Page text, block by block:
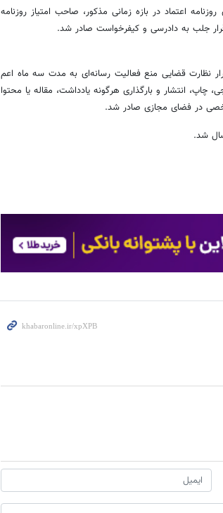
اعتماد در بازه زمانی مذکور، صاحب امتیاز روزنامه
جلب به دادرسی و کیفرخواست صادر شد.
نظارت قضایی منع فعالیت رسانه‌ای به مدت سه ماه اعم
انتشار و بارگذاری هرگونه یادداشت، مقاله یا محتوا
در فضای مجازی صادر شد.
شد.